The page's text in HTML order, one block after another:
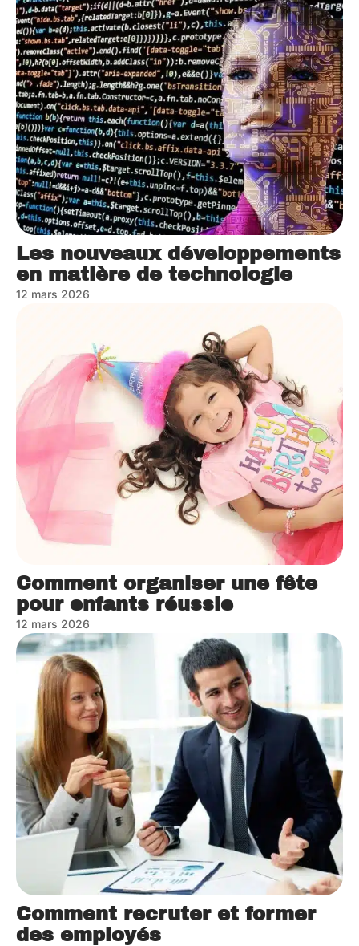
Les nouveaux développements
en matière de technologie
12 mars 2026
Comment organiser une fête
pour enfants réussie
12 mars 2026
Comment recruter et former
des employés